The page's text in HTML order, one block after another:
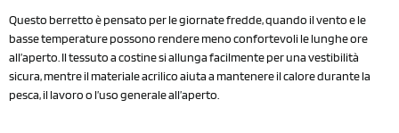
Questo berretto è pensato per le giornate fredde, quando il vento e le
basse temperature possono rendere meno confortevoli le lunghe ore
all’aperto. Il tessuto a costine si allunga facilmente per una vestibilità
sicura, mentre il materiale acrilico aiuta a mantenere il calore durante la
pesca, il lavoro o l’uso generale all’aperto.